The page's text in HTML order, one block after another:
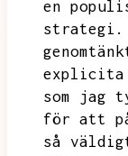
en
strategi.
explicita
som jag
för att
så